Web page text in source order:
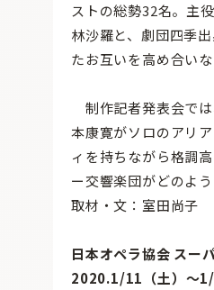
ストの総勢32名。主
林沙羅と、劇団四季
たお互いを高め合い
制作記者発表会で
本康寛がソロのアリ
ィを持ちながら格調
ー交響楽団がどのよ
取材・文：室田尚子
日本オペラ協会 スー
2020.1/11（土）〜